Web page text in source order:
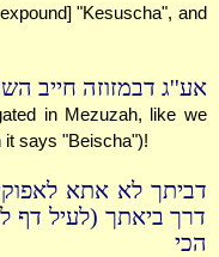
"Kesuscha", and
אע''ג דבמזוזה חייב
in Mezuzah, like we
it says "Beischa")!
דביתך לא אתא
דרך ביאתך (לעיל דף
הכי